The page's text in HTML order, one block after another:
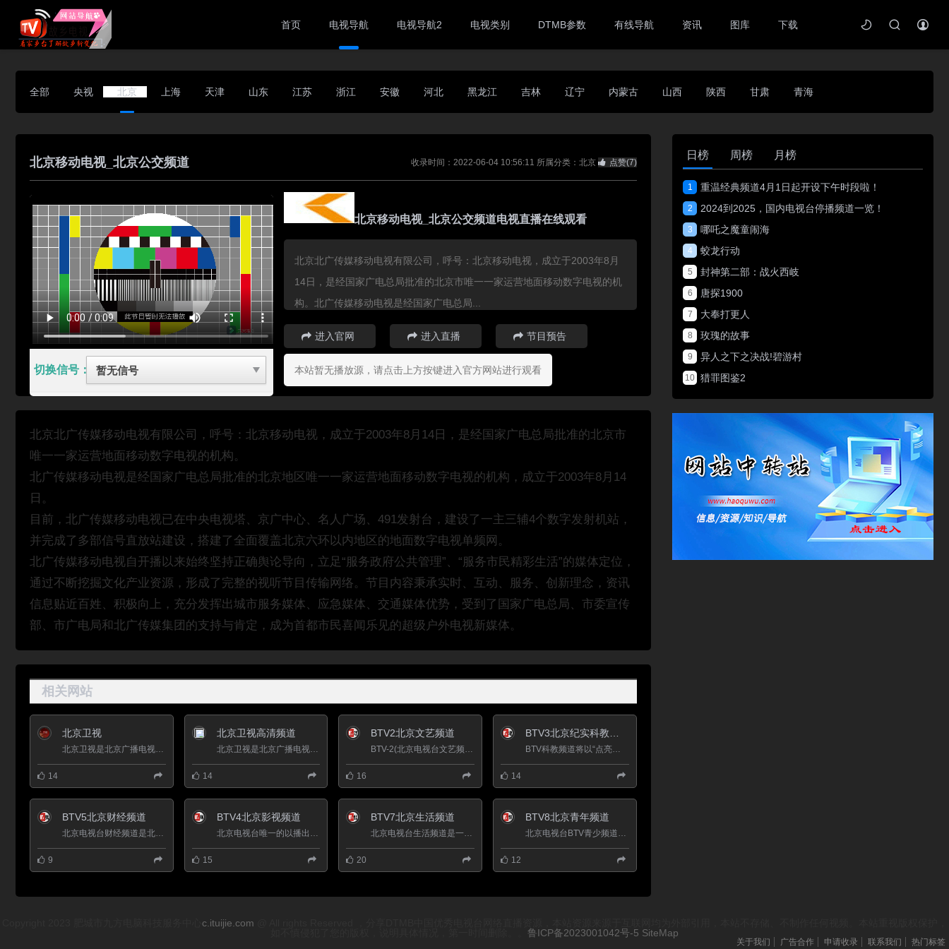
首页 电视导航 电视导航2 电视类别 DTMB参数 有线导航 资讯 图库 下载
全部 央视 北京 上海 天津 山东 江苏 浙江 安徽 河北 黑龙江 吉林 辽宁 内蒙古 山西 陕西 甘肃 青海
北京移动电视_北京公交频道 收录时间：2022-06-04 10:56:11 所属分类：北京 点赞(7)
切换信号：
北京移动电视_北京公交频道电视直播在线观看
北京北广传媒移动电视有限公司，呼号：北京移动电视，成立于2003年8月
14日，是经国家广电总局批准的北京市唯一一家运营地面移动数字电视的机
构。北广传媒移动电视是经国家广电总局...
进入官网 进入直播 节目预告
本站暂无播放源，请点击上方按键进入官方网站进行观看
北京北广传媒移动电视有限公司，呼号：北京移动电视，成立于2003年8月14日，是经国家广电总局批准的北京市
唯一一家运营地面移动数字电视的机构。
北广传媒移动电视是经国家广电总局批准的北京地区唯一一家运营地面移动数字电视的机构，成立于2003年8月14
日。
目前，北广传媒移动电视已在中央电视塔、京广中心、名人广场、491发射台，建设了一主三辅4个数字发射机站，
并完成了多部信号直放站建设，搭建了全面覆盖北京六环以内地区的地面数字电视单频网。
北广传媒移动电视自开播以来始终坚持正确舆论导向，立足“服务政府公共管理”、“服务市民精彩生活”的媒体定位，
通过不断挖掘文化产业资源，形成了完整的视听节目传输网络。节目内容秉承实时、互动、服务、创新理念，资讯
信息贴近百姓、积极向上，充分发挥出城市服务媒体、应急媒体、交通媒体优势，受到了国家广电总局、市委宣传
部、市广电局和北广传媒集团的支持与肯定，成为首都市民喜闻乐见的超级户外电视新媒体。
相关网站
北京卫视
14
北京卫视高清频道
北京卫视是北京广播电视台旗下的综合卫星电视频道。1979年5月16日正式播出，于1998年1月1日上星。1982年，新闻...
14
BTV2北京文艺频道
16 14
BTV5北京财经频道
9
BTV4北京影视频道
15
BTV7北京生活频道
20
BTV8北京青年频道
12
日榜 周榜 月榜
1 重温经典频道4月1日起开设下午时段啦！
2 2024到2025，国内电视台停播频道一览！
3 哪吒之魔童闹海
4 蛟龙行动
5 封神第二部：战火西岐
6 唐探1900
7 大奉打更人
8 玫瑰的故事
9 异人之下之决战!碧游村
10 猎罪图鉴2
c.ituijie.com
鲁ICP备2023001042号-5 SiteMap
关于我们 广告合作 申请收录 联系我们 热门标签